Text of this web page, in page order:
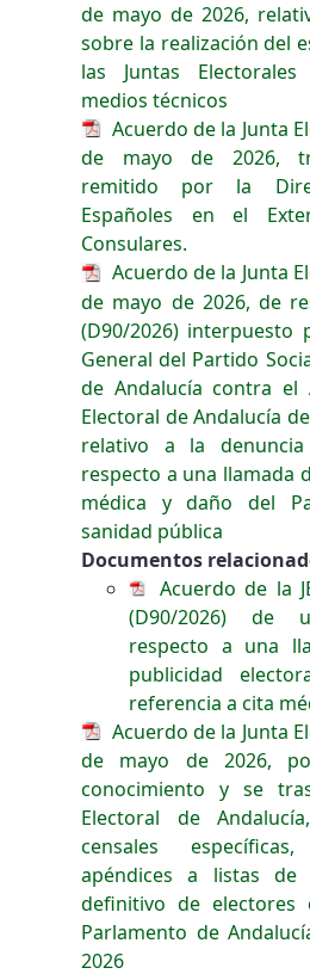
de mayo de 2026,
sobre la realización del
las Juntas
medios técnicos
Acuerdo de la Junta
de mayo de 2026,
remitido por la
Españoles en el
Consulares.
Acuerdo de la Junta
de mayo de 2026, de
(D90/2026) interpuesto
General del Partido
de Andalucía contra el
Electoral de Andalucía
relativo a la
respecto a una llamada
médica y daño del
sanidad pública
Documentos
Acuerdo de la
(D90/2026) de
respecto a una
publicidad
referencia a cita
Acuerdo de la Junta
de mayo de 2026,
conocimiento y se
Electoral de
censales
apéndices a listas de
definitivo de electores
Parlamento de
2026